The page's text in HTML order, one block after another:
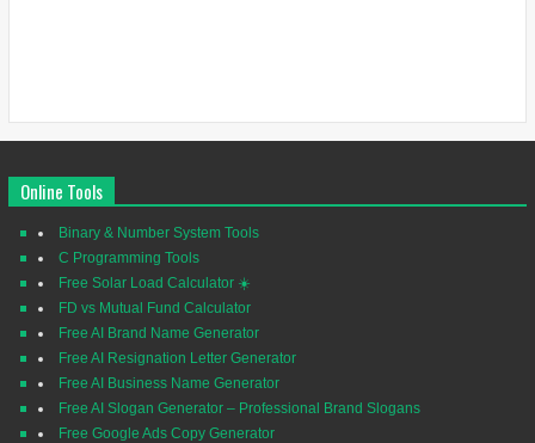
Online Tools
Binary & Number System Tools
C Programming Tools
Free Solar Load Calculator ☀️
FD vs Mutual Fund Calculator
Free AI Brand Name Generator
Free AI Resignation Letter Generator
Free AI Business Name Generator
Free AI Slogan Generator – Professional Brand Slogans
Free Google Ads Copy Generator